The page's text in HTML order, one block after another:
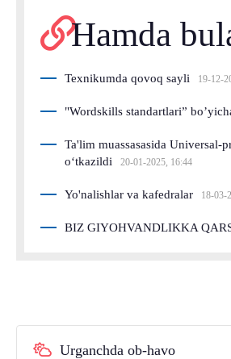
Hamda
Texnikumda qovoq sayli 19-12-
"Wordskills standartlari”
Ta'lim muassasasida
o‘tkazildi
20-01-2025, 16:44
Yo'nalishlar va kafedralar 18-03-
BIZ GIYOHVANDLIKKA
Urganchda ob-havo